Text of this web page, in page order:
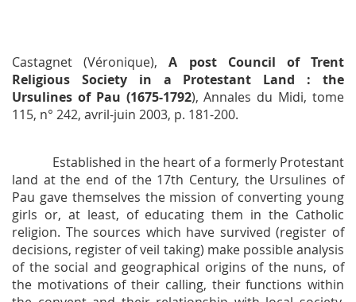
Castagnet (Véronique),A post Council of Trent
Religious Society in a Protestant Land : the
Ursulines of Pau (1675-1792),Annales du Midi, tome
115, n° 242, avril-juin 2003, p. 181-200.
Established in the heart of a formerly Protestant
land at the end of the 17th Century, the Ursulines of
Pau gave themselves the mission of converting young
girls or, at least, of educating them in the Catholic
religion. The sources which have survived (register of
decisions, register of veil taking) make possible analysis
of the social and geographical origins of the nuns, of
the motivations of their calling, their functions within